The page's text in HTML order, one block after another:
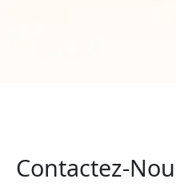
Contactez-